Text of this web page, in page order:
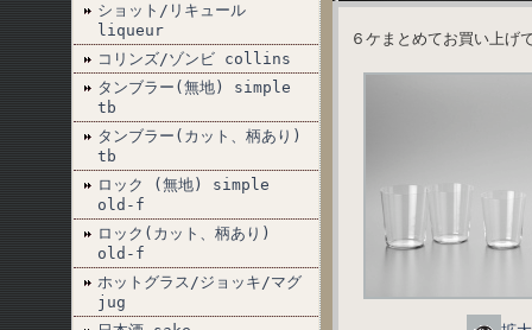
ショット/リキュール
liqueur
コリンズ/ゾンビ collins
タンブラー(無地) simple
tb
タンブラー(カット、柄あり)
tb
ロック (無地) simple
old-f
ロック(カット、柄あり)
old-f
ホットグラス/ジョッキ/マグ
jug
６ケまとめてお買い上